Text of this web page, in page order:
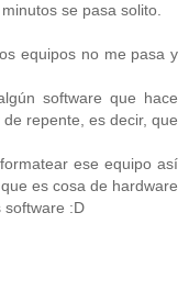
se pasa solito.
equipos no me pasa y
software que hace
repente, es decir, que
ese equipo así
es cosa de hardware
software :D